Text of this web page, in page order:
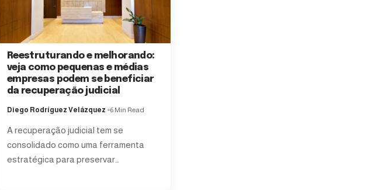
Reestruturando e melhorando:
veja como pequenas e médias
empresas podem se beneficiar
da recuperação judicial
Diego Rodríguez Velázquez 6 Min Read
A recuperação judicial tem se
consolidado como uma ferramenta
estratégica para preservar…